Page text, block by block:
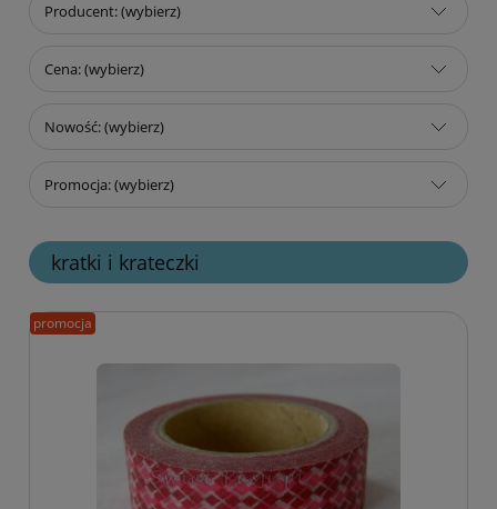
Producent: (wybierz)
Cena: (wybierz)
Nowość: (wybierz)
Promocja: (wybierz)
kratki i krateczki
promocja